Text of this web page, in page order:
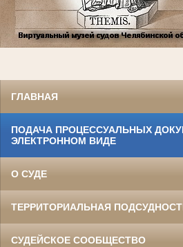
ГЛАВНАЯ
ПОДАЧА ПРОЦЕССУАЛЬНЫХ
ЭЛЕКТРОННОМ ВИДЕ
О СУДЕ
ТЕРРИТОРИАЛЬНАЯ
СУДЕЙСКОЕ СООБЩЕСТВО